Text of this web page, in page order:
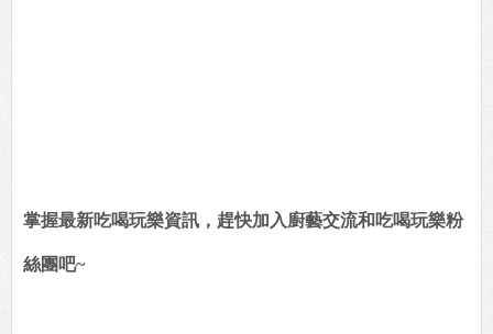
掌握最新吃喝玩樂資訊，趕快加入廚藝交流和吃喝玩樂粉
絲團吧~